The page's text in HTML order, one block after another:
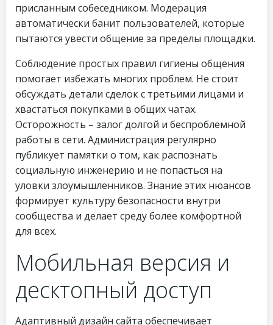
присланным собеседником. Модерация
автоматически банит пользователей, которые
пытаются увести общение за пределы площадки.
Соблюдение простых правил гигиены общения
помогает избежать многих проблем. Не стоит
обсуждать детали сделок с третьими лицами и
хвастаться покупками в общих чатах.
Осторожность – залог долгой и беспроблемной
работы в сети. Администрация регулярно
публикует памятки о том, как распознать
социальную инженерию и не попасться на
уловки злоумышленников. Знание этих нюансов
формирует культуру безопасности внутри
сообщества и делает среду более комфортной
для всех.
Мобильная версия и
десктопный доступ
Адаптивный дизайн сайта обеспечивает